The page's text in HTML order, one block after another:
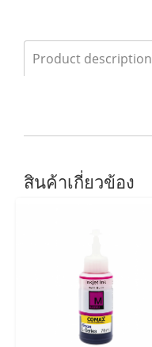
Product description
สินค้าเกี่ยวข้อง